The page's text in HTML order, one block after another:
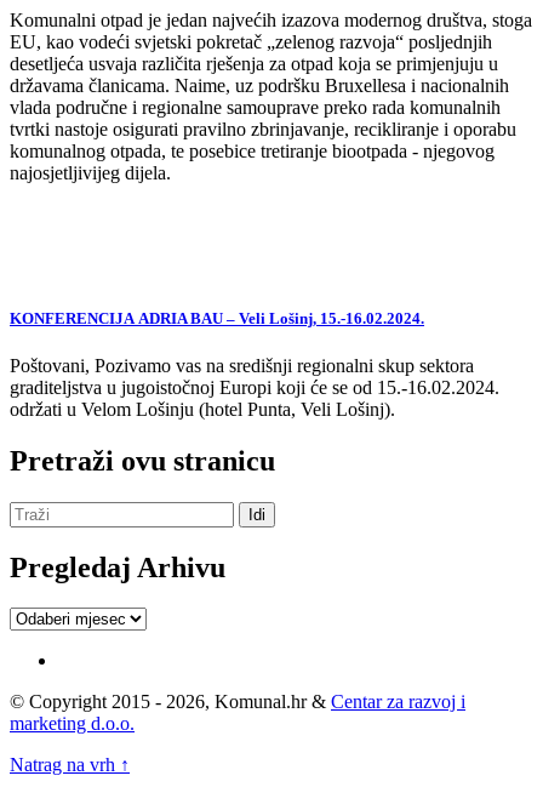
Komunalni otpad je jedan najvećih izazova modernog društva, stoga
EU, kao vodeći svjetski pokretač „zelenog razvoja“ posljednjih
desetljeća usvaja različita rješenja za otpad koja se primjenjuju u
državama članicama. Naime, uz podršku Bruxellesa i nacionalnih
vlada područne i regionalne samouprave preko rada komunalnih
tvrtki nastoje osigurati pravilno zbrinjavanje, recikliranje i oporabu
komunalnog otpada, te posebice tretiranje biootpada - njegovog
najosjetljivijeg dijela.
KONFERENCIJA ADRIA BAU – Veli Lošinj, 15.-16.02.2024.
Poštovani, Pozivamo vas na središnji regionalni skup sektora
graditeljstva u jugoistočnoj Europi koji će se od 15.-16.02.2024.
održati u Velom Lošinju (hotel Punta, Veli Lošinj).
Pretraži ovu stranicu
Pregledaj Arhivu
Pregledaj
© Copyright 2015 - 2026, Komunal.hr & Centar za razvoj i
marketing d.o.o.
Natrag na vrh ↑